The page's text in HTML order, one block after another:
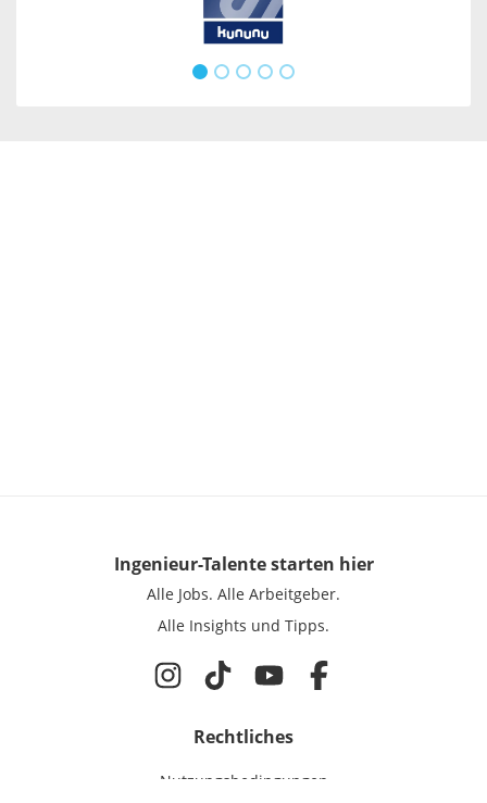
Ingenieur-Talentestarten hier
Alle Jobs. Alle Arbeitgeber.
Alle Insights und Tipps.
Rechtliches
Nutzungsbedingungen